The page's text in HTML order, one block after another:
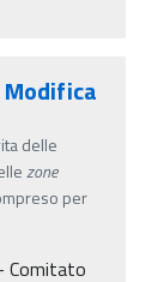
Modifica
delle
zone
per
Comitato